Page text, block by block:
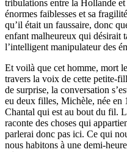
tribulations entre la Hollande
énormes faiblesses et sa
qu’il était un faussaire, donc
enfant malheureux qui désirait
l’intelligent manipulateur des
Et voilà que cet homme, mort
travers la voix de cette petite-
de surprise, la conversation
eu deux filles, Michèle, née en
Chantal qui est au bout du fil.
raconte des choses qui
parlerai donc pas ici. Ce qui
nous habitons à une demi-